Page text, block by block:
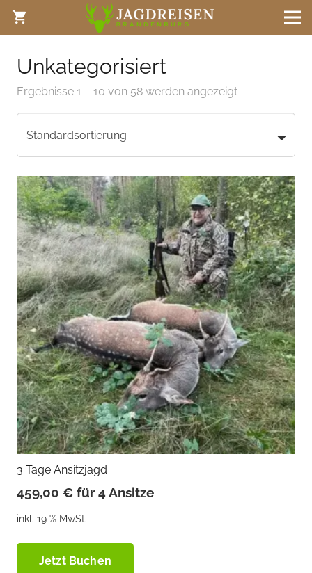
shopping_cart
Unkategorisiert
Ergebnisse 1 – 10 von 58 werden angezeigt
3 Tage Ansitzjagd
459,00 € für 4 Ansitze
inkl. 19 % MwSt.
Jetzt Buchen